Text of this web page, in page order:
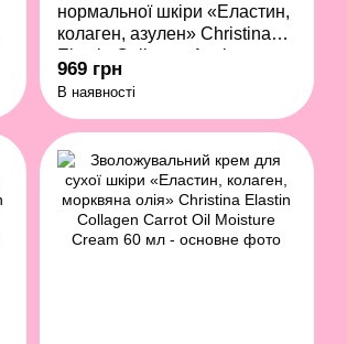
нормальної шкіри «Еластин,
колаген, азулен» Christina
Elastin Collagen Azulene
Moisture Cream 60 мл
969 грн
В наявності